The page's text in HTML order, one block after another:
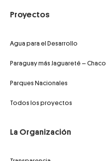
Proyectos
Agua para el Desarrollo
Paraguay más Jaguareté – Chaco
Parques Nacionales
Todos los proyectos
La Organización